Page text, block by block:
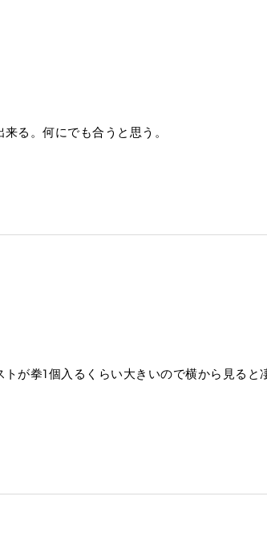
る。何にでも合うと思う。
が拳1個入るくらい大きいので横から見る